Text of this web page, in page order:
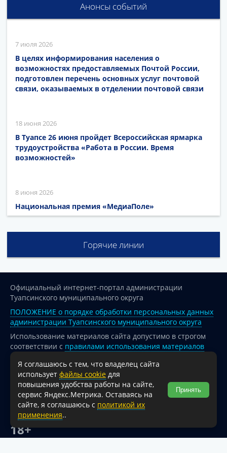
Анонсы событий
7 июля 2026
В целях информирования населения о
возможностях предоставляемых Почтой России,
подготовлен перечень основных услуг почтовой
связи, оказываемых в отделении почтовой связи
18 июня 2026
В Туапсе 26 июня пройдет Всероссийская ярмарка
трудоустройства «Работа в России. Время
возможностей»
8 июня 2026
Национальная премия «МедиаПоле»
Горячие линии
Официальный интернет-портал администрации
Туапсинского муниципального округа
ПОЛОЖЕНИЕ о порядке обработки персональных данных
администрации Туапсинского муниципального округа
Использование материалов сайта допустимо в строгом
соответствии с правилами использования материалов
опубликованных на сайте
При перепечатке и использовании информации ссылка
на источник обязательна.
Для сайтов и страниц сети Интернет обязательна
активная гиперссылка на официальный интернет-портал
администрации Туапсинского муниципального округа.
18+
Я соглашаюсь с тем, что владелец сайта
использует файлы cookie для
повышения удобства работы на сайте,
сервис Яндекс.Метрика. Оставаясь на
сайте, я соглашаюсь с политикой их
применения..
Принять